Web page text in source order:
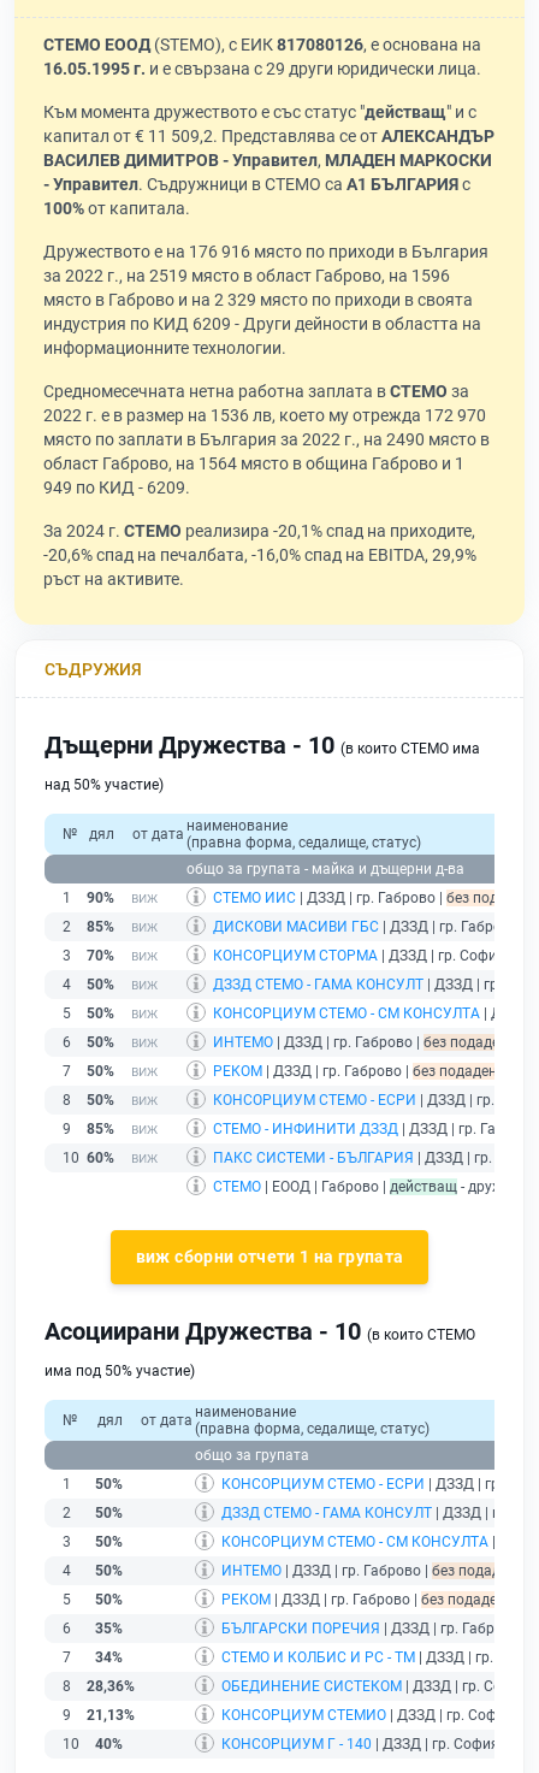
СТЕМО ЕООД(STEMO), с ЕИК817080126, е основана на
16.05.1995 г. и е свързана с 29 други юридически лица.
Към момента дружеството е със статус "действащ" и с
капитал от € 11 509,2. Представлява се отАЛЕКСАНДЪР
ВАСИЛЕВ ДИМИТРОВ - Управител, МЛАДЕН МАРКОСКИ
- Управител. Съдружници в СТЕМО са А1 БЪЛГАРИЯс
100%от капитала.
Дружеството е на 176 916 място по приходи в България
за 2022 г., на 2519 място в област Габрово, на 1596
място в Габрово и на 2 329 място по приходи в своята
индустрия по КИД 6209 - Други дейности в областта на
информационните технологии.
Средномесечната нетна работна заплата вСТЕМО за
2022 г. е в размер на 1536 лв, което му отрежда 172 970
място по заплати в България за 2022 г., на 2490 място в
област Габрово, на 1564 място в община Габрово и 1
949 по КИД - 6209.
За 2024 г. СТЕМО реализира -20,1% спад на приходите,
-20,6% спад на печалбата, -16,0% спад на EBITDA, 29,9%
ръст на активите.
СЪДРУЖИЯ
Дъщерни Дружества - 10 (в които СТЕМО има
над 50% участие)
№ дял от дата наименование
(правна форма, седалище, статус)
общо за групата - майка и дъщерни д-ва
1
90% СТЕМО ИИС | ДЗЗД | гр. Габрово | без подаден
2
85% ДИСКОВИ МАСИВИ ГБС | ДЗЗД | гр. Габрово |
3
70% КОНСОРЦИУМ СТОРМА | ДЗЗД | гр. София |
4
50% ДЗЗД СТЕМО - ГАМА КОНСУЛТ | ДЗЗД | гр.
5
50% КОНСОРЦИУМ СТЕМО - СМ КОНСУЛТА | ДЗЗД
6
50% ИНТЕМО | ДЗЗД | гр. Габрово | без подаден
7
50% РЕКОМ | ДЗЗД | гр. Габрово | без подаден
8
50% КОНСОРЦИУМ СТЕМО - ЕСРИ
| ДЗЗД | гр.
9
85% СТЕМО - ИНФИНИТИ ДЗЗД | ДЗЗД | гр.
10 60% ПАКС СИСТЕМИ - БЪЛГАРИЯ
| ДЗЗД | гр.
СТЕМО | ЕООД | Габрово | действащ -
виж сборни отчети 1 на групата
Асоциирани Дружества - 10 (в които СТЕМО
има под 50% участие)
№ дял от дата наименование
(правна форма, седалище, статус)
общо за групата
1
50% КОНСОРЦИУМ СТЕМО - ЕСРИ
| ДЗЗД | гр.
2
50% ДЗЗД СТЕМО - ГАМА КОНСУЛТ | ДЗЗД | гр.
3
50% КОНСОРЦИУМ СТЕМО - СМ КОНСУЛТА
4
50% ИНТЕМО | ДЗЗД | гр. Габрово | без подаден
5
50% РЕКОМ | ДЗЗД | гр. Габрово | без подаден
6
35% БЪЛГАРСКИ ПОРЕЧИЯ | ДЗЗД | гр. Габрово |
7
34% СТЕМО И КОЛБИС И РС - ТМ | ДЗЗД | гр.
8
28,36% ОБЕДИНЕНИЕ СИСТЕКОМ | ДЗЗД | гр. София |
9
21,13% КОНСОРЦИУМ СТЕМИО | ДЗЗД | гр. София |
10
40% КОНСОРЦИУМ Г - 140 | ДЗЗД | гр. София |